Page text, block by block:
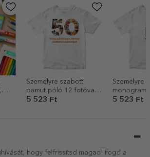
Személyre szabott
pamut póló 12 fotóval
és üzenettel – 50 éves
5 523 Ft
Személyre
pamut póló
5 523 Ft
hogy felfrissítsd magad! Fogd a